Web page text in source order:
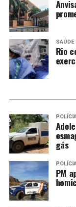
UP NEXT
Pivetta envia
consignados e
DON'T MISS
Estado quer
e acabar com
SAÚDE
Rio
gás
PM